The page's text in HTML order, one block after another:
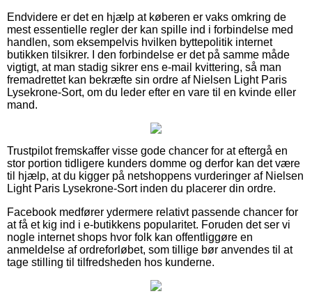
Endvidere er det en hjælp at køberen er vaks omkring de
mest essentielle regler der kan spille ind i forbindelse med
handlen, som eksempelvis hvilken byttepolitik internet
butikken tilsikrer. I den forbindelse er det på samme måde
vigtigt, at man stadig sikrer ens e-mail kvittering, så man
fremadrettet kan bekræfte sin ordre af Nielsen Light Paris
Lysekrone-Sort, om du leder efter en vare til en kvinde eller
mand.
Trustpilot fremskaffer visse gode chancer for at eftergå en
stor portion tidligere kunders domme og derfor kan det være
til hjælp, at du kigger på netshoppens vurderinger af Nielsen
Light Paris Lysekrone-Sort inden du placerer din ordre.
Facebook medfører ydermere relativt passende chancer for
at få et kig ind i e-butikkens popularitet. Foruden det ser vi
nogle internet shops hvor folk kan offentliggøre en
anmeldelse af ordreforløbet, som tillige bør anvendes til at
tage stilling til tilfredsheden hos kunderne.